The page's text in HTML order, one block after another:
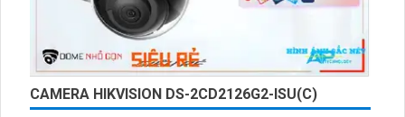
CAMERA HIKVISION DS-2CD2126G2-ISU(C)